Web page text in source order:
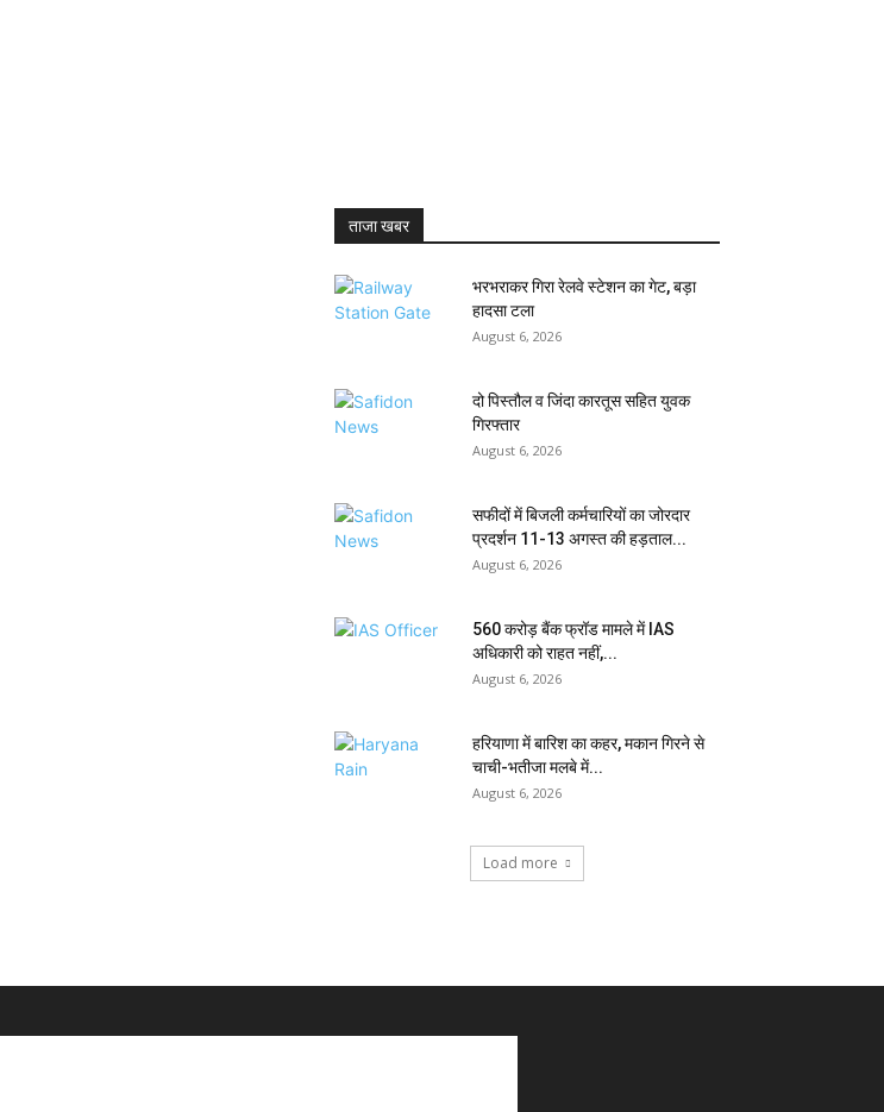
ताजा खबर
भरभराकर गिरा रेलवे स्टेशन का गेट, बड़ा
हादसा टला
August 6, 2026
दो पिस्तौल व जिंदा कारतूस सहित युवक
गिरफ्तार
August 6, 2026
सफीदों में बिजली कर्मचारियों का जोरदार
प्रदर्शन 11-13 अगस्त की हड़ताल...
August 6, 2026
₹560 करोड़ बैंक फ्रॉड मामले में IAS
अधिकारी को राहत नहीं,...
August 6, 2026
हरियाणा में बारिश का कहर, मकान गिरने से
चाची-भतीजा मलबे में...
August 6, 2026
Load more